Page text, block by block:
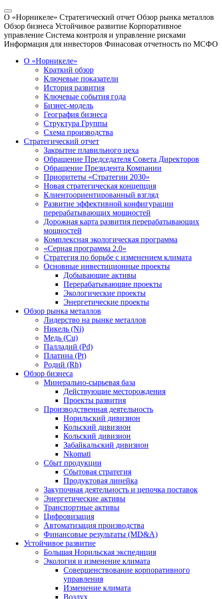
О «Норникеле» Стратегический отчет Обзор рынка металлов
Обзор бизнеса Устойчивое развитие Корпоративное
управление Система контроля и управление рисками
Информация для инвесторов Финасовая отчетность по МСФО
О «Норникеле»
Краткий обзор
Ключевые показатели
История развития
Ключевые события года
Бизнес-модель
География бизнеса
Структура Группы
Схема производства
Стратегический отчет
Закрытие плавильного цеха
Обращение Председателя Совета Директоров
Обращение Президента Компании
Приоритеты «Стратегии 2030»
Новая стратегическая концепция
Клиентоориентированный взгляд
Развитие эффективной конфигурации
перерабатывающих мощностей
Дорожная карта развития перерабатывающих
мощностей
Комплексная экологическая программа
«Серная программа 2.0»
Стратегия по борьбе с изменением климата
Основные инвестиционные проекты
Добывающие активы
Перерабатывающие проекты
Экологические проекты
Энергетические проекты
Обзор рынка металлов
Лидерство на рынке металлов
Никель (Ni)
Медь (Cu)
Палладий (Pd)
Платина (Pt)
Родий (Rh)
Обзор бизнеса
Минерально-сырьевая база
Действующие месторождения
Проекты развития
Производственная деятельность
Норильский дивизион
Кольский дивизион
Кольский дивизион
Забайкальский дивизион
Nkomati
Сбыт продукции
Сбытовая стратегия
Продуктовая линейка
Закупочная деятельность и цепочка поставок
Энергетические активы
Транспортные активы
Цифровизация
Автоматизация производства
Финансовые результаты (MD&A)
Устойчивое развитие
Большая Норильская экспедиция
Экология и изменение климата
Совершенствование корпоративного
управления
Изменение климата
Воздух